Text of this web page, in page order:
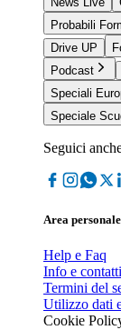
Probabili
Drive UP
Podcast
Speciali
Speciale
Seguici
Area personale
Help e Faq
Info e contatti
Termini del
Utilizzo dati
Cookie